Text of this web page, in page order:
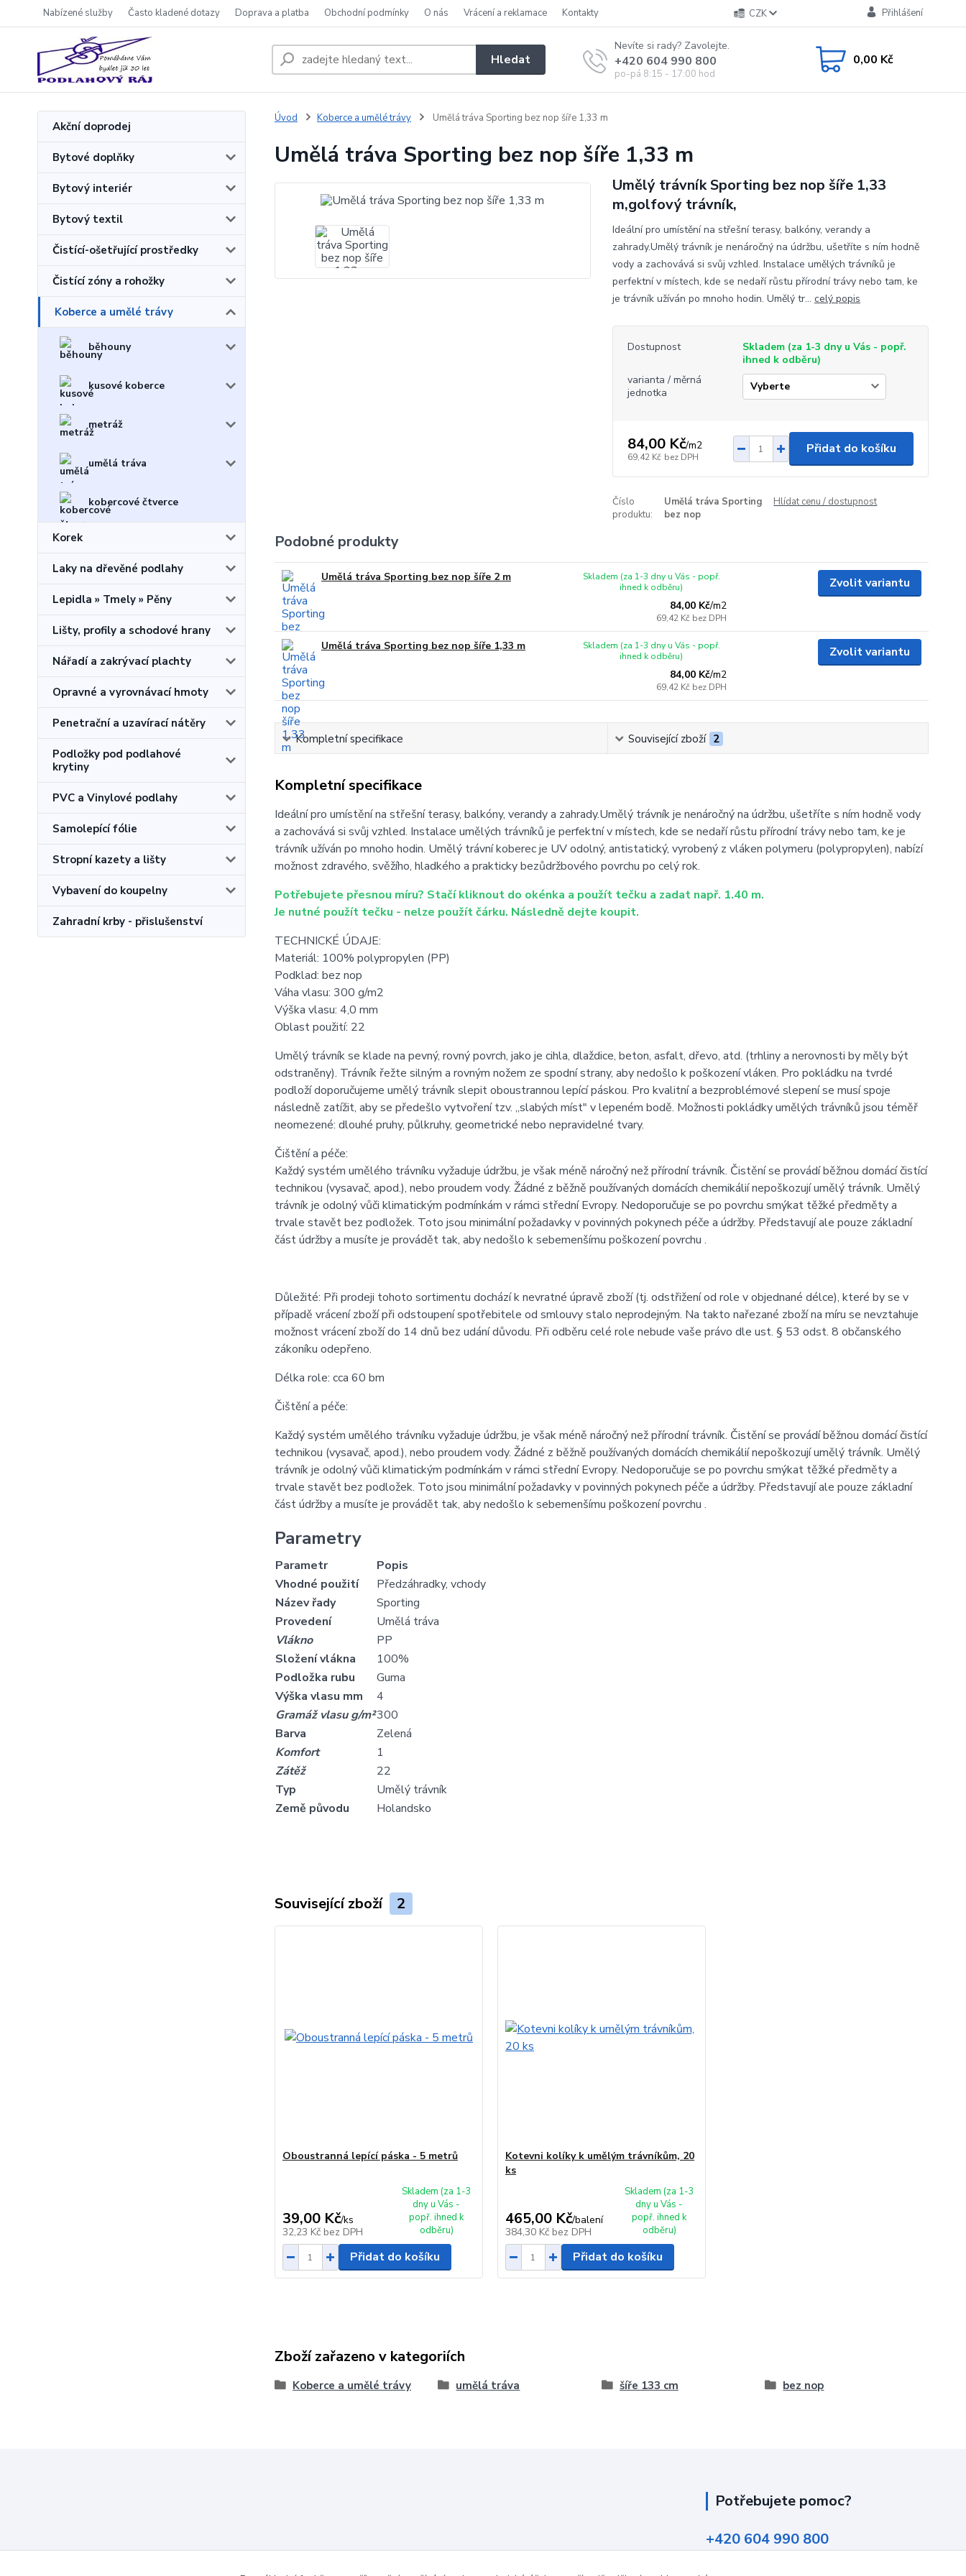
Nabízené služby Často kladené dotazy Doprava a platba Obchodní podmínky O nás Vrácení a reklamace Kontakty CZK Přihlášení
Hledat
Nevíte si rady? Zavolejte.
+420 604 990 800
po-pá 8:15 - 17:00 hod
0,00 Kč
Akční doprodej
Bytové doplňky
Bytový interiér
Bytový textil
Čistící-ošetřující prostředky
Čistící zóny a rohožky
Koberce a umělé trávy
běhouny
kusové koberce
metráž
umělá tráva
kobercové čtverce
Korek
Laky na dřevěné podlahy
Lepidla » Tmely » Pěny
Lišty, profily a schodové hrany
Nářadí a zakrývací plachty
Opravné a vyrovnávací hmoty
Penetrační a uzavírací nátěry
Podložky pod podlahové
krytiny
PVC a Vinylové podlahy
Samolepící fólie
Stropní kazety a lišty
Vybavení do koupelny
Zahradní krby - přislušenství
Úvod Koberce a umělé trávy Umělá tráva Sporting bez nop šíře 1,33 m
Umělá tráva Sporting bez nop šíře 1,33 m
Umělý trávník Sporting bez nop šíře 1,33
m,golfový trávník,
Ideální pro umístění na střešní terasy, balkóny, verandy a
zahrady.Umělý trávník je nenáročný na údržbu, ušetříte s ním hodně
vody a zachovává si svůj vzhled. Instalace umělých trávníků je
perfektní v místech, kde se nedaří růstu přírodní trávy nebo tam, ke
je trávník užíván po mnoho hodin. Umělý tr... celý popis
Dostupnost
Skladem (za 1-3 dny u Vás - popř.
ihned k odběru)
varianta / měrná
jednotka
84,00 Kč/m2
69,42 Kč bez DPH
Přidat do košíku
Číslo
produktu:
Umělá tráva Sporting
bez nop
Hlídat cenu / dostupnost
Podobné produkty
Umělá tráva Sporting bez nop šíře 2 m
84,00 Kč/m2
69,42 Kč bez DPH
Skladem (za 1-3 dny u Vás - popř.
ihned k odběru)
Zvolit variantu
Umělá tráva Sporting bez nop šíře 1,33 m
84,00 Kč/m2
69,42 Kč bez DPH
Skladem (za 1-3 dny u Vás - popř.
ihned k odběru)
Zvolit variantu
Kompletní specifikace Související zboží 2
Kompletní specifikace
Ideální pro umístění na střešní terasy, balkóny, verandy a zahrady.Umělý trávník je nenáročný na údržbu, ušetříte s ním hodně vody
a zachovává si svůj vzhled. Instalace umělých trávníků je perfektní v místech, kde se nedaří růstu přírodní trávy nebo tam, ke je
trávník užíván po mnoho hodin. Umělý trávní koberec je UV odolný, antistatický, vyrobený z vláken polymeru (polypropylen), nabízí
možnost zdravého, svěžího, hladkého a prakticky bezůdržbového povrchu po celý rok.
Potřebujete přesnou míru? Stačí kliknout do okénka a použít tečku a zadat např. 1.40 m.
Je nutné použít tečku - nelze použít čárku. Následně dejte koupit.
TECHNICKÉ ÚDAJE:
Materiál: 100% polypropylen (PP)
Podklad: bez nop
Váha vlasu: 300 g/m2
Výška vlasu: 4,0 mm
Oblast použití: 22
Umělý trávník se klade na pevný, rovný povrch, jako je cihla, dlaždice, beton, asfalt, dřevo, atd. (trhliny a nerovnosti by měly být
odstraněny). Trávník řežte silným a rovným nožem ze spodní strany, aby nedošlo k poškození vláken. Pro pokládku na tvrdé
podloží doporučujeme umělý trávník slepit oboustrannou lepící páskou. Pro kvalitní a bezproblémové slepení se musí spoje
následně zatížit, aby se předešlo vytvoření tzv. „slabých míst" v lepeném bodě. Možnosti pokládky umělých trávníků jsou téměř
neomezené: dlouhé pruhy, půlkruhy, geometrické nebo nepravidelné tvary.
Čištění a péče:
Každý systém umělého trávníku vyžaduje údržbu, je však méně náročný než přírodní trávník. Čistění se provádí běžnou domácí čistící
technikou (vysavač, apod.), nebo proudem vody. Žádné z běžně používaných domácích chemikálií nepoškozují umělý trávník. Umělý
trávník je odolný vůči klimatickým podmínkám v rámci střední Evropy. Nedoporučuje se po povrchu smýkat těžké předměty a
trvale stavět bez podložek. Toto jsou minimální požadavky v povinných pokynech péče a údržby. Představují ale pouze základní
část údržby a musíte je provádět tak, aby nedošlo k sebemenšímu poškození povrchu .
Důležité: Při prodeji tohoto sortimentu dochází k nevratné úpravě zboží (tj. odstřižení od role v objednané délce), které by se v
případě vrácení zboží při odstoupení spotřebitele od smlouvy stalo neprodejným. Na takto nařezané zboží na míru se nevztahuje
možnost vrácení zboží do 14 dnů bez udání důvodu. Při odběru celé role nebude vaše právo dle ust. § 53 odst. 8 občanského
zákoníku odepřeno.
Délka role: cca 60 bm
Čištění a péče:
Každý systém umělého trávníku vyžaduje údržbu, je však méně náročný než přírodní trávník. Čistění se provádí běžnou domácí čistící
technikou (vysavač, apod.), nebo proudem vody. Žádné z běžně používaných domácích chemikálií nepoškozují umělý trávník. Umělý
trávník je odolný vůči klimatickým podmínkám v rámci střední Evropy. Nedoporučuje se po povrchu smýkat těžké předměty a
trvale stavět bez podložek. Toto jsou minimální požadavky v povinných pokynech péče a údržby. Představují ale pouze základní
část údržby a musíte je provádět tak, aby nedošlo k sebemenšímu poškození povrchu .
Parametry
Parametr
Popis
Vhodné použití
Předzáhradky, vchody
Název řady
Sporting
Provedení
Umělá tráva
Vlákno
PP
Složení vlákna
100%
Podložka rubu
Guma
Výška vlasu mm
4
Gramáž vlasu g/m²300
Barva
Zelená
Komfort
1
Zátěž
22
Typ
Umělý trávník
Země původu
Holandsko
Související zboží 2
Oboustranná lepící páska - 5 metrů
39,00 Kč/ks
32,23 Kč bez DPH
Skladem (za 1-3
dny u Vás -
popř. ihned k
odběru)
Přidat do košíku
Kotevni kolíky k umělým trávníkům, 20
ks
465,00 Kč/balení
384,30 Kč bez DPH
Skladem (za 1-3
dny u Vás -
popř. ihned k
odběru)
Přidat do košíku
Zboží zařazeno v kategoriích
Koberce a umělé trávy umělá tráva šíře 133 cm bez nop
Potřebujete pomoc?
+420 604 990 800